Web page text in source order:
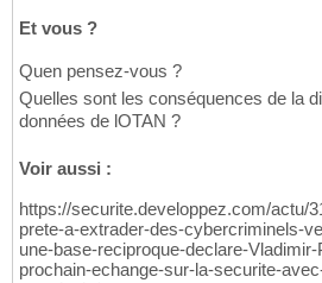
Et vous ?
Quen pensez-vous ?
Quelles sont les conséquences de la
données de lOTAN ?
Voir aussi :
https://securite.developpez.com/actu/
prete-a-extrader-des-cybercriminels-
une-base-reciproque-declare-
prochain-echange-sur-la-securite-